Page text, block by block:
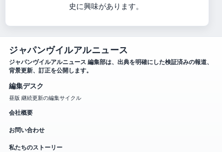
史に興味があります。
ジャパンヴイルアルニュース
ジャパンヴイルアルニュース 編集部は、出典を明確にした検証済みの報道、
背景更新、訂正を公開します。
編集デスク
昼版 継続更新の編集サイクル
会社概要
お問い合わせ
私たちのストーリー